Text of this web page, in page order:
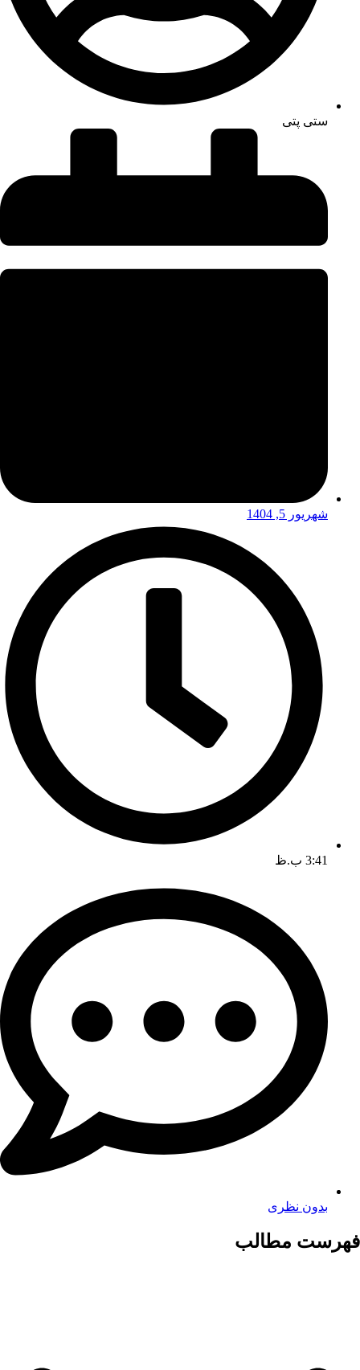
ستی پتی
شهریور 5, 1404
3:41 ب.ظ
بدون نظری
فهرست مطالب